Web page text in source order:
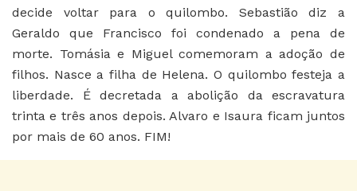
decide voltar para o quilombo. Sebastião diz a
Geraldo que Francisco foi condenado a pena de
morte. Tomásia e Miguel comemoram a adoção de
filhos. Nasce a filha de Helena. O quilombo festeja a
liberdade. É decretada a abolição da escravatura
trinta e três anos depois. Alvaro e Isaura ficam juntos
por mais de 60 anos. FIM!